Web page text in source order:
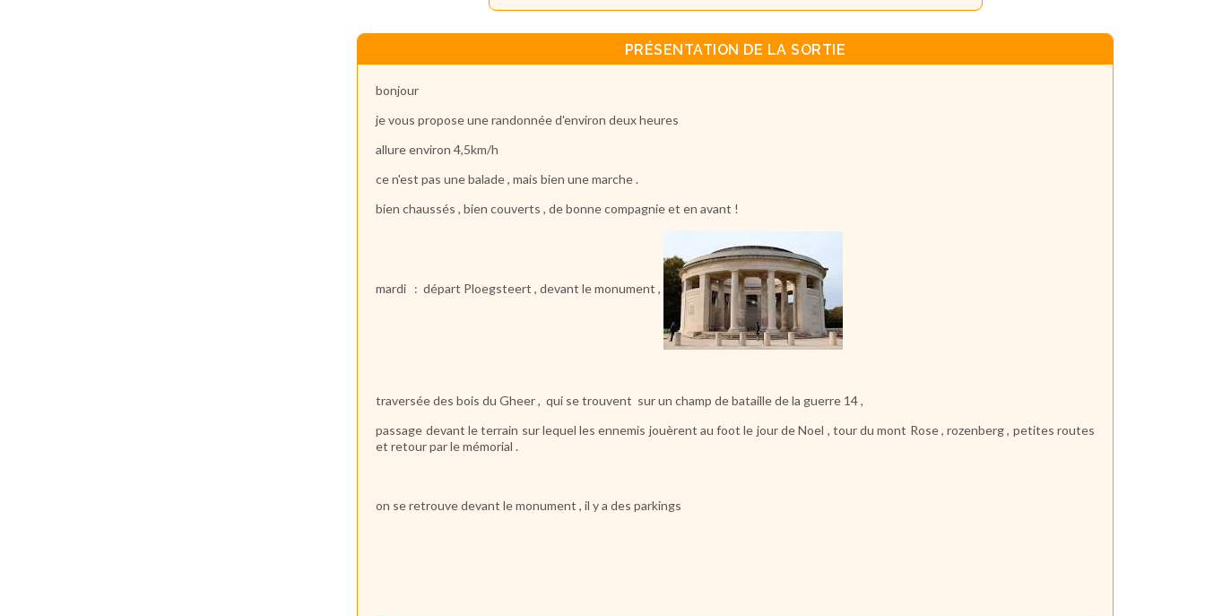
PRÉSENTATION DE LA SORTIE
bonjour
je vous propose une randonnée d'environ deux heures
allure environ 4,5km/h
ce n'est pas une balade , mais bien une marche .
bien chaussés , bien couverts , de bonne compagnie et en avant !
mardi : départ Ploegsteert , devant le monument ,
traversée des bois du Gheer , qui se trouvent sur un champ de bataille de la guerre 14 ,
passage devant le terrain sur lequel les ennemis jouèrent au foot le jour de Noel , tour du mont Rose , rozenberg , petites routes
et retour par le mémorial .
on se retrouve devant le monument , il y a des parkings